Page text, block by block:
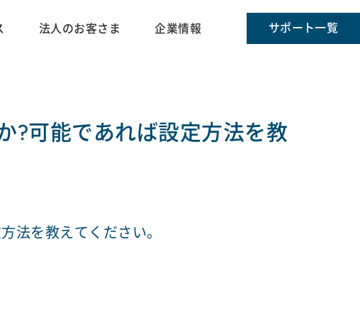
法人のお客さま 企業情報 サポート一覧
?可能であれば設定方法を教
法を教えてください。